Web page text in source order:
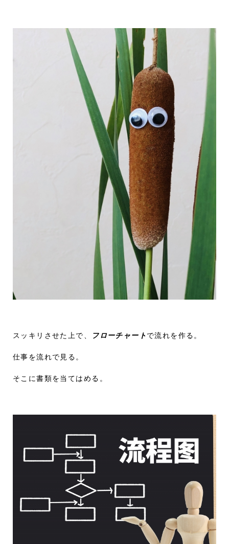
スッキリさせた上で、 フローチャートで流れを作る。
仕事を流れで見る。
そこに書類を当てはめる。